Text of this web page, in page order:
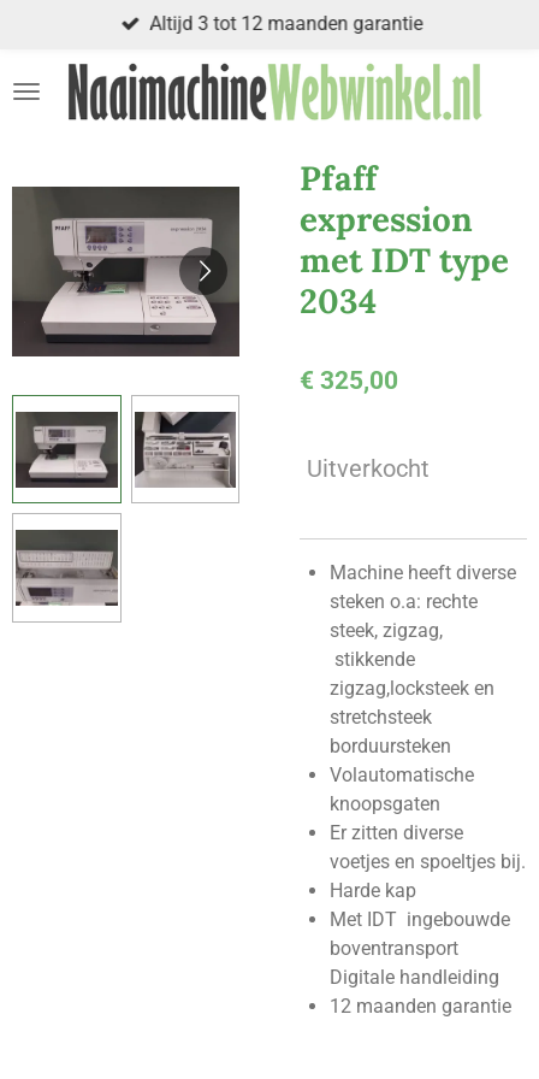
naar
Altijd 3 tot 12 maanden garantie
Pfaff
expression
met IDT type
2034
€ 325,00
Uitverkocht
Machine heeft diverse
steken o.a: rechte
steek, zigzag,
stikkende
zigzag,locksteek en
stretchsteek
borduursteken
Volautomatische
knoopsgaten
Er zitten diverse
voetjes en spoeltjes bij.
Harde kap
Met IDT ingebouwde
boventransport
Digitale handleiding
12 maanden garantie